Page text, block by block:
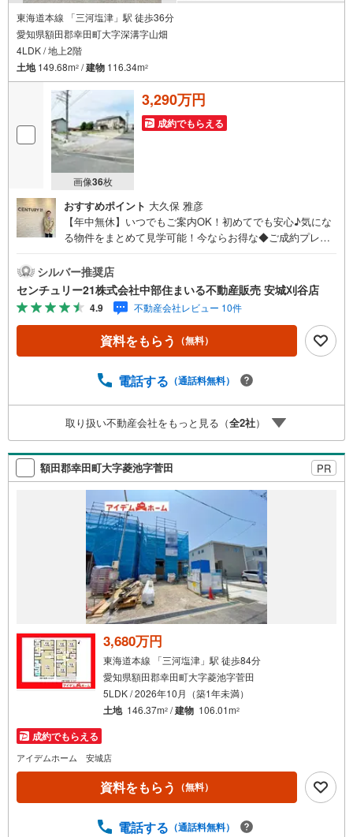
東海道本線 「三河塩津」駅 徒歩36分
愛知県額田郡幸田町大字深溝字山畑
4LDK / 地上2階
土地149.68m2 /建物 116.34m2
画像36枚
3,290万円
成約でもらえる
おすすめポイント 大久保 雅彦
【年中無休】いつでもご案内OK！初めてでも安心♪気にな
る物件をまとめて見学可能！今ならお得な◆ご成約プレゼ
いる不動産販売の強み西三河エリア・知多エリアを中心に
営業しています！地域密着で多数の物件を取り扱っており
ますので条件に合う物件をまとめてご案内できます。セン
チュリー21加盟店独自のネットワークにより、当社のみで
の取扱物件もございます。また、当社ではお家の売却やリ
フォームなどもご相談可能です！「今の家はいくらで売れ
い」など、物件のご紹介以外でも気になることがあればお
家族皆様でお越しいただける大型店舗です（大型駐車場完
備）。【現地ご案内 随時受け付けています！】お電話受
付 9:00～20:00（年中無休）年中無休につき土日はもちろ
ん平日夜やお仕事終わりのご内覧、女性営業スタッフによ
るご案内も可能です！
シルバー推奨店
センチュリー21株式会社中部住まいる不動産販売 安城刈谷店
4.9 不動産会社レビュー 10件
資料をもらう （無料）
電話する （通話料無料）
取り扱い不動産会社をもっと見る（全2社）
額田郡幸田町大字菱池字菅田 PR
3,680万円
東海道本線 「三河塩津」駅 徒歩84分
愛知県額田郡幸田町大字菱池字菅田
5LDK / 2026年10月（築1年未満）
土地 146.37m2 /建物 106.01m2
成約でもらえる
アイデムホーム 安城店
資料をもらう （無料）
電話する （通話料無料）